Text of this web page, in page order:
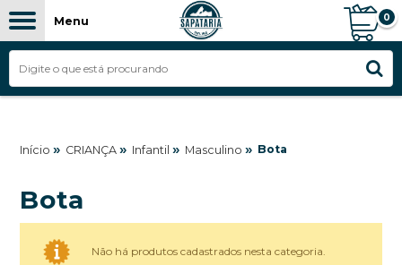
Menu 0
Início » CRIANÇA » Infantil » Masculino » Bota
Bota
Não há produtos cadastrados nesta categoria.